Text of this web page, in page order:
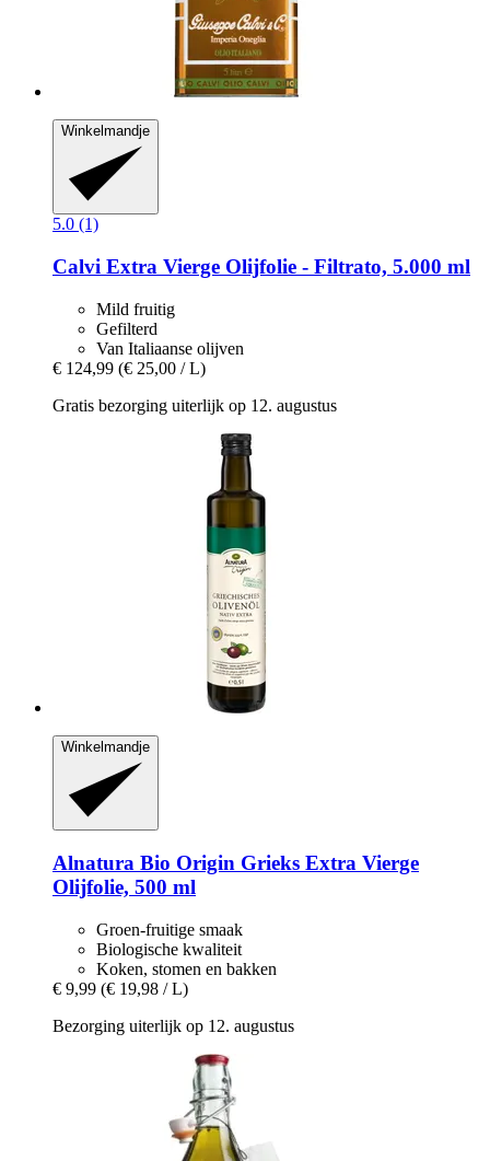
Winkelmandje
5.0 (1)
Calvi Extra Vierge Olijfolie -​ Filtrato, 5.000 ml
Mild fruitig
Gefilterd
Van Italiaanse olijven
€ 124,99 (€ 25,00 / L)
Gratis bezorging uiterlijk op 12. augustus
Winkelmandje
Alnatura Bio Origin Grieks Extra Vierge
Olijfolie, 500 ml
Groen-fruitige smaak
Biologische kwaliteit
Koken, stomen en bakken
€ 9,99 (€ 19,98 / L)
Bezorging uiterlijk op 12. augustus